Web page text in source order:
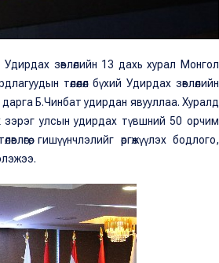
зөвлөлийн 13 дахь хурал Монгол
төлөөлөл бүхий Удирдах зөвлөлийн
Б.Чинбат удирдан явууллаа. Хуралд
улсын удирдах түвшний 50 орчим
гишүүнчлэлийг өргөжүүлэх бодлого,